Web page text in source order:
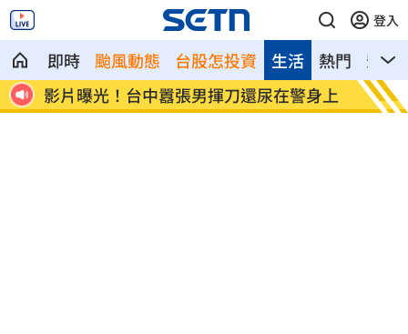
登入
即時 颱風動態 台股怎投資 熱門 影音
生活
歉
影片曝光！台中囂張男揮刀還尿在警身上
全場